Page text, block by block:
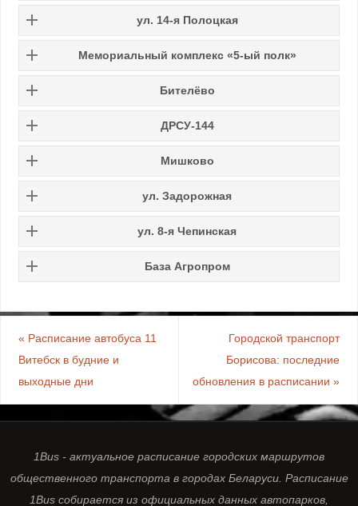
ул. 14-я Полоцкая
Мемориальный комплекс «5-ый полк»
Бителёво
ДРСУ-144
Мишково
ул. Задорожная
ул. 8-я Чепинская
База Агропром
« Расписание автобуса 11
Витебск в будние и
выходные дни
Городской транспорт
Борисова: последние
обновления в расписании»
1Bus - актуальное расписание городских маршрутов
общественного транспорта в городах Беларуси. Расписание
1Bus собирается из официальных данных автопарков,